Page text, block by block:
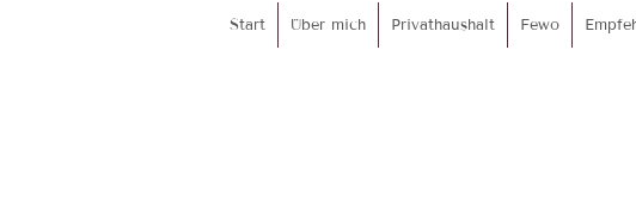
Start Über mich Privathaushalt Fewo